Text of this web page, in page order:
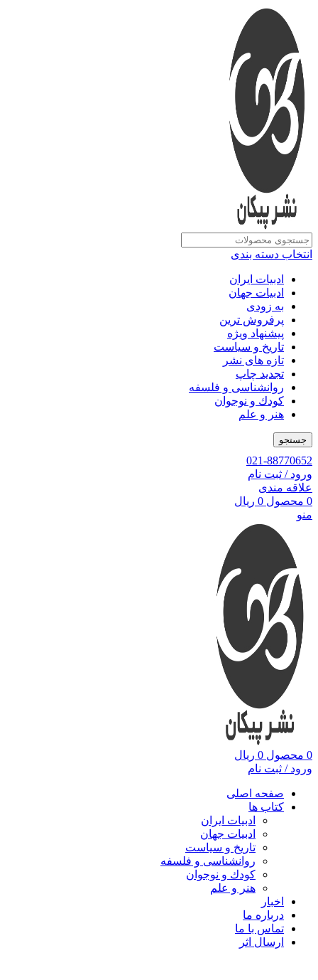
انتخاب دسته بندی
ادبیات ایران
ادبیات جهان
به زودی
پرفروش ترین
پیشنهاد ویژه
تاریخ و سیاست
تازه های نشر
تجدید چاپ
روانشناسی و فلسفه
کودك و نوجوان
هنر و علم
جستجو
021-88770652
ورود / ثبت نام
علاقه مندی
0 محصول 0 ریال
منو
0 محصول 0 ریال
ورود / ثبت نام
صفحه اصلی
کتاب ها
ادبیات ایران
ادبیات جهان
تاریخ و سیاست
روانشناسی و فلسفه
کودك و نوجوان
هنر و علم
اخبار
درباره ما
تماس با ما
ارسال اثر